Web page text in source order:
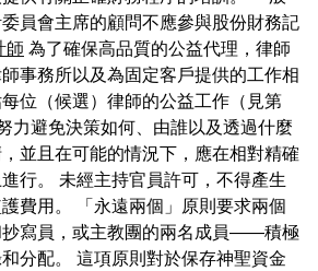
員會主席的顧問不應參與股份財務記
師 為了確保高品質的公益代理，律師
事務所以及為固定客戶提供的工作相
位（候選）律師的公益工作（見第
力避免決策如何、由誰以及透過什麼
並且在可能的情況下，應在相對精確
行。 未經主持官員許可，不得產生
費用。 「永遠兩個」原則要求兩個
寫員，或主教團的兩名成員——積極
分配。 這項原則對於保存神聖資金